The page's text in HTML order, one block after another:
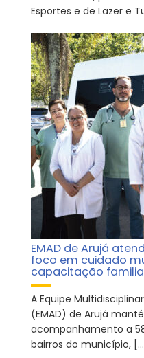
Esportes e de Lazer e
EMAD de Arujá
foco em cuidado
capacitação
A Equipe
(EMAD) de Arujá
acompanhamento a
bairros do município,